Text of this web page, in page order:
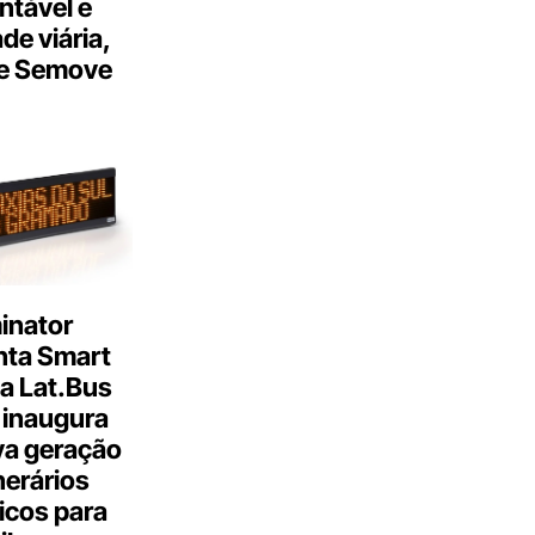
e
viária,
Semove
Smart
Lat.Bus
geração
para